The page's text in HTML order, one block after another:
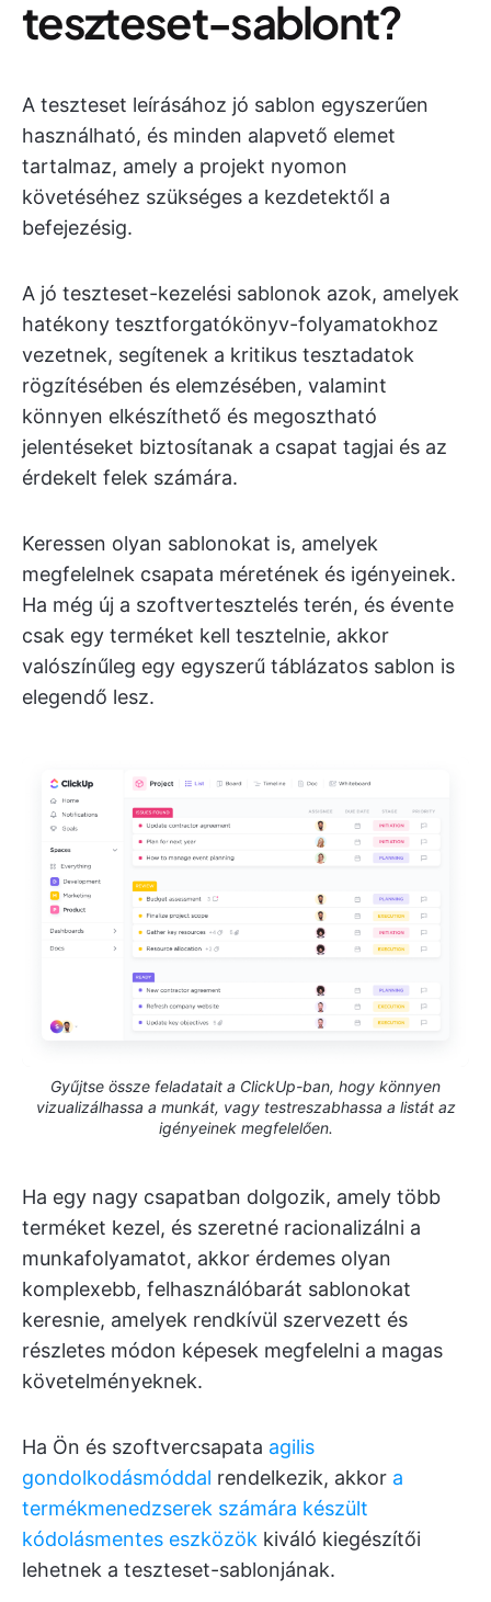
teszteset-sablont?
A teszteset leírásához jó sablon egyszerűen
használható, és minden alapvető elemet
tartalmaz, amely a projekt nyomon
követéséhez szükséges a kezdetektől a
befejezésig.
A jó teszteset-kezelési sablonok azok, amelyek
hatékony tesztforgatókönyv-folyamatokhoz
vezetnek, segítenek a kritikus tesztadatok
rögzítésében és elemzésében, valamint
könnyen elkészíthető és megosztható
jelentéseket biztosítanak a csapat tagjai és az
érdekelt felek számára.
Keressen olyan sablonokat is, amelyek
megfelelnek csapata méretének és igényeinek.
Ha még új a szoftvertesztelés terén, és évente
csak egy terméket kell tesztelnie, akkor
valószínűleg egy egyszerű táblázatos sablon is
elegendő lesz.
Gyűjtse össze feladatait a ClickUp-ban, hogy könnyen
vizualizálhassa a munkát, vagy testreszabhassa a listát az
igényeinek megfelelően.
Ha egy nagy csapatban dolgozik, amely több
terméket kezel, és szeretné racionalizálni a
munkafolyamatot, akkor érdemes olyan
komplexebb, felhasználóbarát sablonokat
keresnie, amelyek rendkívül szervezett és
részletes módon képesek megfelelni a magas
követelményeknek.
Ha Ön és szoftvercsapata agilis
gondolkodásmóddal rendelkezik, akkor a
termékmenedzserek számára készült
kódolásmentes eszközök kiváló kiegészítői
lehetnek a teszteset-sablonjának.